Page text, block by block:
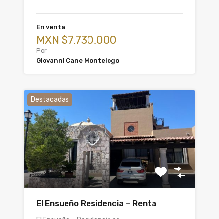
En venta
MXN $7,730,000
Por
Giovanni Cane Montelogo
Destacadas
El Ensueño Residencia – Renta